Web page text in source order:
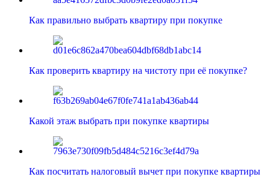
Как правильно выбрать квартиру при покупке
Как проверить квартиру на чистоту при её покупке?
Какой этаж выбрать при покупке квартиры
Как посчитать налоговый вычет при покупке квартиры